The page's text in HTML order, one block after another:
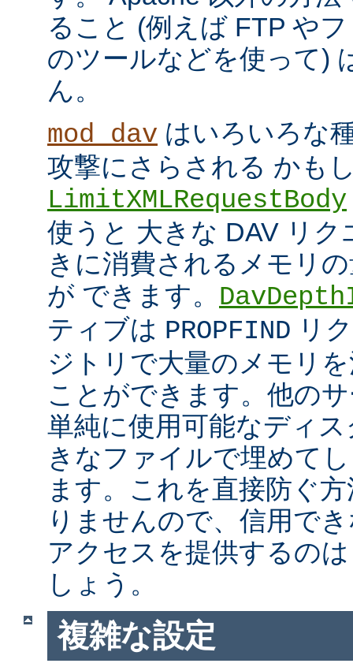
ること (例えば FTP や
のツールなどを使って)
ん。
mod_dav はいろいろな
攻撃にさらされる かも
LimitXMLRequestBody
使うと 大きな DAV リ
きに消費されるメモリ
が できます。
ティブは PROPFIND リ
ジトリで大量のメモリ
ことができます。他の
単純に使用可能なディ
きなファイルで埋めて
ます。これを直接防ぐ
りませんので、信用で
アクセスを提供するの
しょう。
複雑な設定